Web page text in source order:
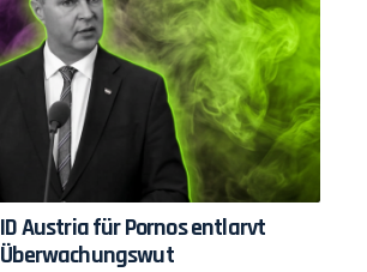
ID Austria für Pornos entlarvt
Überwachungswut